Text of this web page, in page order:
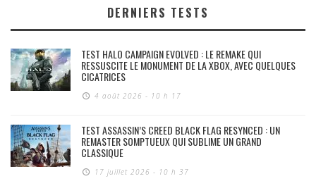
DERNIERS TESTS
TEST HALO CAMPAIGN EVOLVED : LE REMAKE QUI
RESSUSCITE LE MONUMENT DE LA XBOX, AVEC QUELQUES
CICATRICES
4 août 2026 - 10 h 17
TEST ASSASSIN’S CREED BLACK FLAG RESYNCED : UN
REMASTER SOMPTUEUX QUI SUBLIME UN GRAND
CLASSIQUE
17 juillet 2026 - 10 h 37